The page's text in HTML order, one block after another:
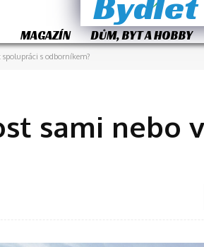
MAGAZÍN DŮM, BYT A HOBBY
s odborníkem?
sami nebo